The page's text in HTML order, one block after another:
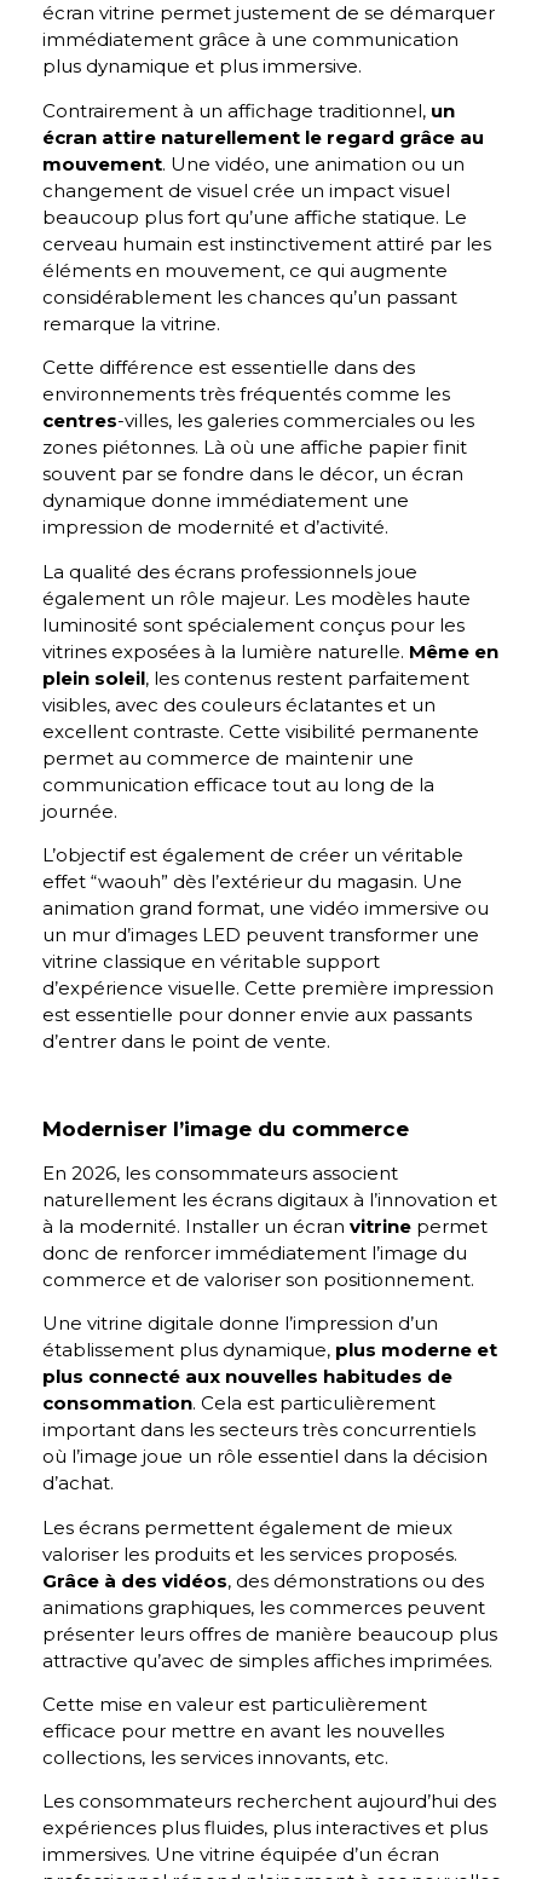
écran vitrine permet justement de se démarquer
immédiatement grâce à une communication
plus dynamique et plus immersive.
Contrairement à un affichage traditionnel, un
écran attire naturellement le regard grâce au
mouvement. Une vidéo, une animation ou un
changement de visuel crée un impact visuel
beaucoup plus fort qu’une affiche statique. Le
cerveau humain est instinctivement attiré par les
éléments en mouvement, ce qui augmente
considérablement les chances qu’un passant
remarque la vitrine.
Cette différence est essentielle dans des
environnements très fréquentés comme les
centres-villes, les galeries commerciales ou les
zones piétonnes. Là où une affiche papier finit
souvent par se fondre dans le décor, un écran
dynamique donne immédiatement une
impression de modernité et d’activité.
La qualité des écrans professionnels joue
également un rôle majeur. Les modèles haute
luminosité sont spécialement conçus pour les
vitrines exposées à la lumière naturelle. Même en
plein soleil, les contenus restent parfaitement
visibles, avec des couleurs éclatantes et un
excellent contraste. Cette visibilité permanente
permet au commerce de maintenir une
communication efficace tout au long de la
journée.
L’objectif est également de créer un véritable
effet “waouh” dès l’extérieur du magasin. Une
animation grand format, une vidéo immersive ou
un mur d’images LED peuvent transformer une
vitrine classique en véritable support
d’expérience visuelle. Cette première impression
est essentielle pour donner envie aux passants
d’entrer dans le point de vente.
Moderniser l’image du commerce
En 2026, les consommateurs associent
naturellement les écrans digitaux à l’innovation et
à la modernité. Installer un écran vitrine permet
donc de renforcer immédiatement l’image du
commerce et de valoriser son positionnement.
Une vitrine digitale donne l’impression d’un
établissement plus dynamique, plus moderne et
plus connecté aux nouvelles habitudes de
consommation. Cela est particulièrement
important dans les secteurs très concurrentiels
où l’image joue un rôle essentiel dans la décision
d’achat.
Les écrans permettent également de mieux
valoriser les produits et les services proposés.
Grâce à des vidéos, des démonstrations ou des
animations graphiques, les commerces peuvent
présenter leurs offres de manière beaucoup plus
attractive qu’avec de simples affiches imprimées.
Cette mise en valeur est particulièrement
efficace pour mettre en avant les nouvelles
collections, les services innovants, etc.
Les consommateurs recherchent aujourd’hui des
expériences plus fluides, plus interactives et plus
immersives. Une vitrine équipée d’un écran